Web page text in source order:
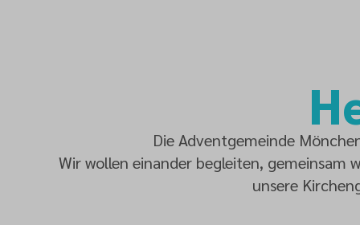
Die Adventgemeinde
Wir wollen einander begleiten, gemeinsam
unsere